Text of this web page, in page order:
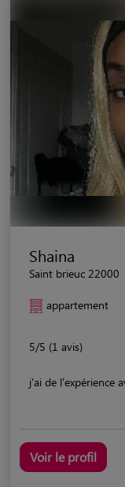
Shaina
Saint brieuc 22000
appartement
5/5 (1 avis)
j'ai de l'expérience
Voir le profil